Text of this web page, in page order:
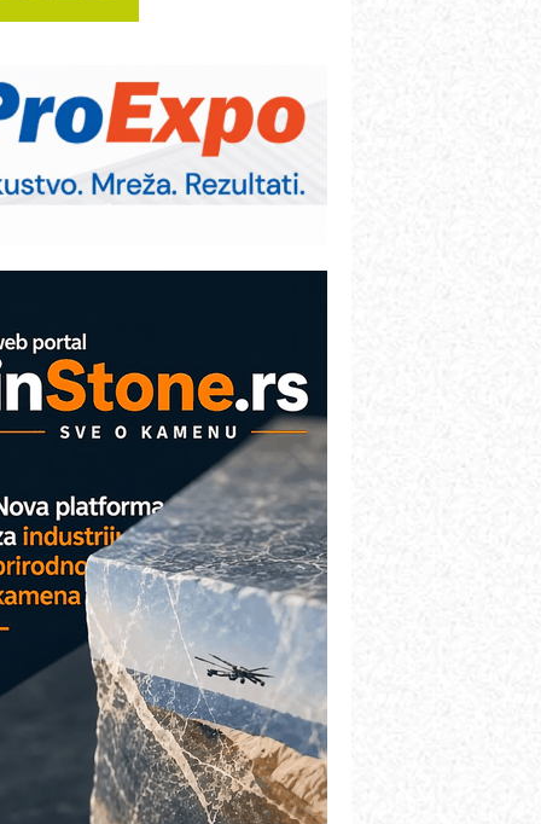
Crysta-Apex V PLUS: Nova
CNC merenja
OBO sistemi mrežastih nosača kablova
iC7 Hybrid 1500 VDC